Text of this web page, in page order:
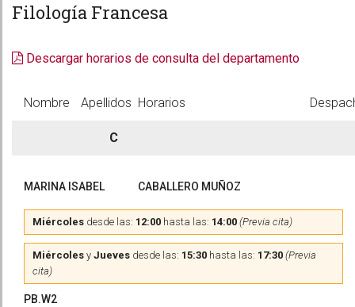
Filología Francesa
Descargar horarios de consulta del departamento
Nombre Apellidos Horarios
C
MARINA ISABEL CABALLERO MUÑOZ
Miércoles desde las: 12:00 hasta las: 14:00 (Previa cita)
Miércoles y Jueves desde las: 15:30 hasta las: 17:30 (Previa
cita)
PB.W2